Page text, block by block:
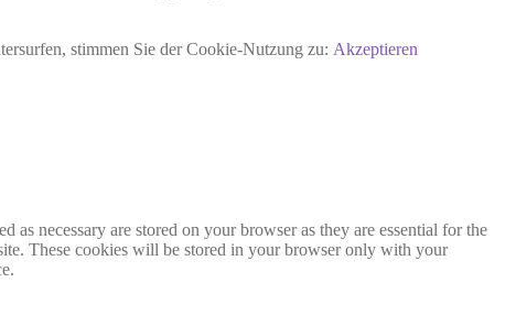
stimmen Sie der Cookie-Nutzung zu: Akzeptieren
necessary are stored on your browser as they are essential for the
These cookies will be stored in your browser only with your